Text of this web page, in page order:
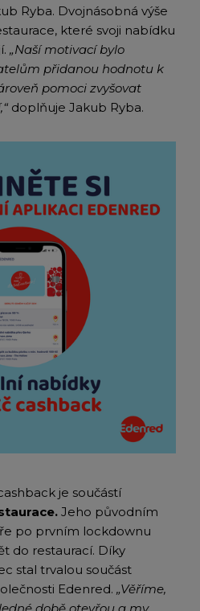
Ryba. Dvojnásobná výše
které svoji nabídku
„Naší motivací bylo
přidanou hodnotu k
pomoci zvyšovat
doplňuje Jakub Ryba.
je součástí
Jeho původním
po prvním lockdownu
do restaurací. Díky
stal trvalou součást
Edenred. „Věříme,